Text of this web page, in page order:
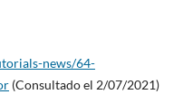
news/64-
(Consultado el 2/07/2021)